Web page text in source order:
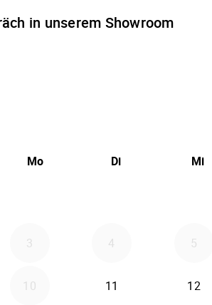
in unserem Showroom
Mo Di Mi
3 4 5
10 11 12